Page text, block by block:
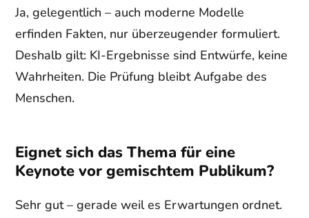
Ja, gelegentlich – auch moderne Modelle
erfinden Fakten, nur überzeugender formuliert.
Deshalb gilt: KI-Ergebnisse sind Entwürfe, keine
Wahrheiten. Die Prüfung bleibt Aufgabe des
Menschen.
Eignet sich das Thema für eine
Keynote vor gemischtem Publikum?
Sehr gut – gerade weil es Erwartungen ordnet.